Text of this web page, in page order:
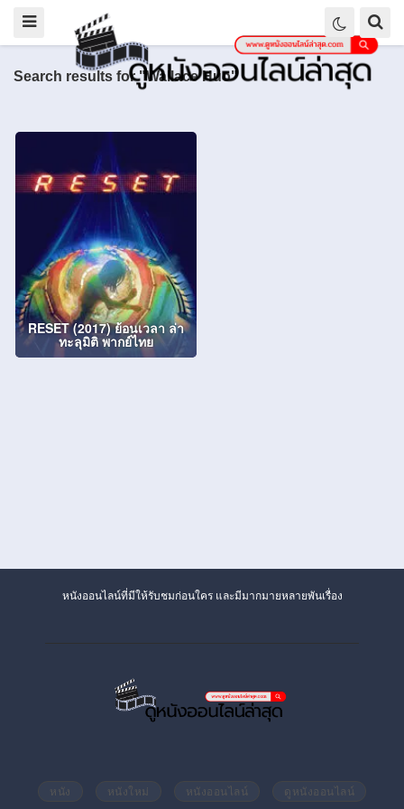
Search results for "Wallace Huo"
RESET (2017) ย้อนเวลา ล่า
ทะลุมิติ พากย์ไทย
หนังออนไลน์ที่มีให้รับชมก่อนใคร และมีมากมายหลายพันเรื่อง
หนัง หนังใหม่ หนังออนไลน์ ดูหนังออนไลน์